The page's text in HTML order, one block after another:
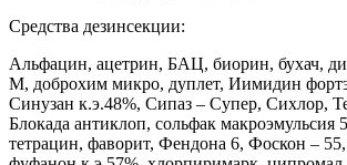
Средства дезинсекции:
Альфацин, ацетрин, БАЦ, биорин, бухач,
М, доброхим микро, дуплет, Иимидин
Синузан к.э.48%, Сипаз – Супер, Сихлор,
Блокада антиклоп, сольфак макроэмульсия
тетрацин, фаворит, Фендона 6, Фоскон –